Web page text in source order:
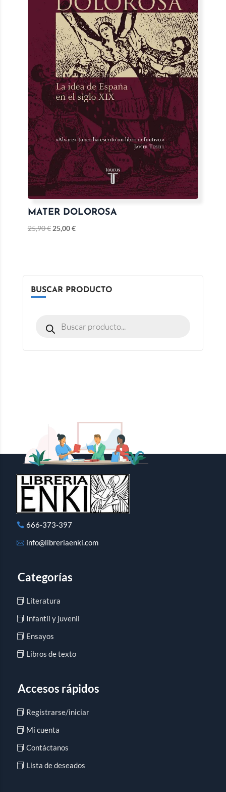
MATER DOLOROSA
25,90€ 25,00€
BUSCAR PRODUCTO
666-373-397
info@libreriaenki.com
Categorías
Literatura
Infantil y juvenil
Ensayos
Libros de texto
Accesos rápidos
Registrarse/iniciar
Mi cuenta
Contáctanos
Lista de deseados